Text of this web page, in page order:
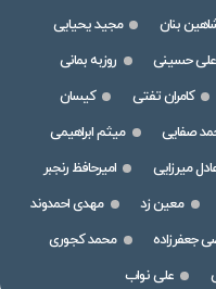
بنان
مجید یحیایی
علی حسینی
روزبه بمانی
کامران تفتی
کیسان
صفایی
میثم ابراهیمی
میرزایی
امیرحافظ رنجبر
معین زد
مهدی احمدوند
جعفرزاده
محمد کجوری
علی نواب